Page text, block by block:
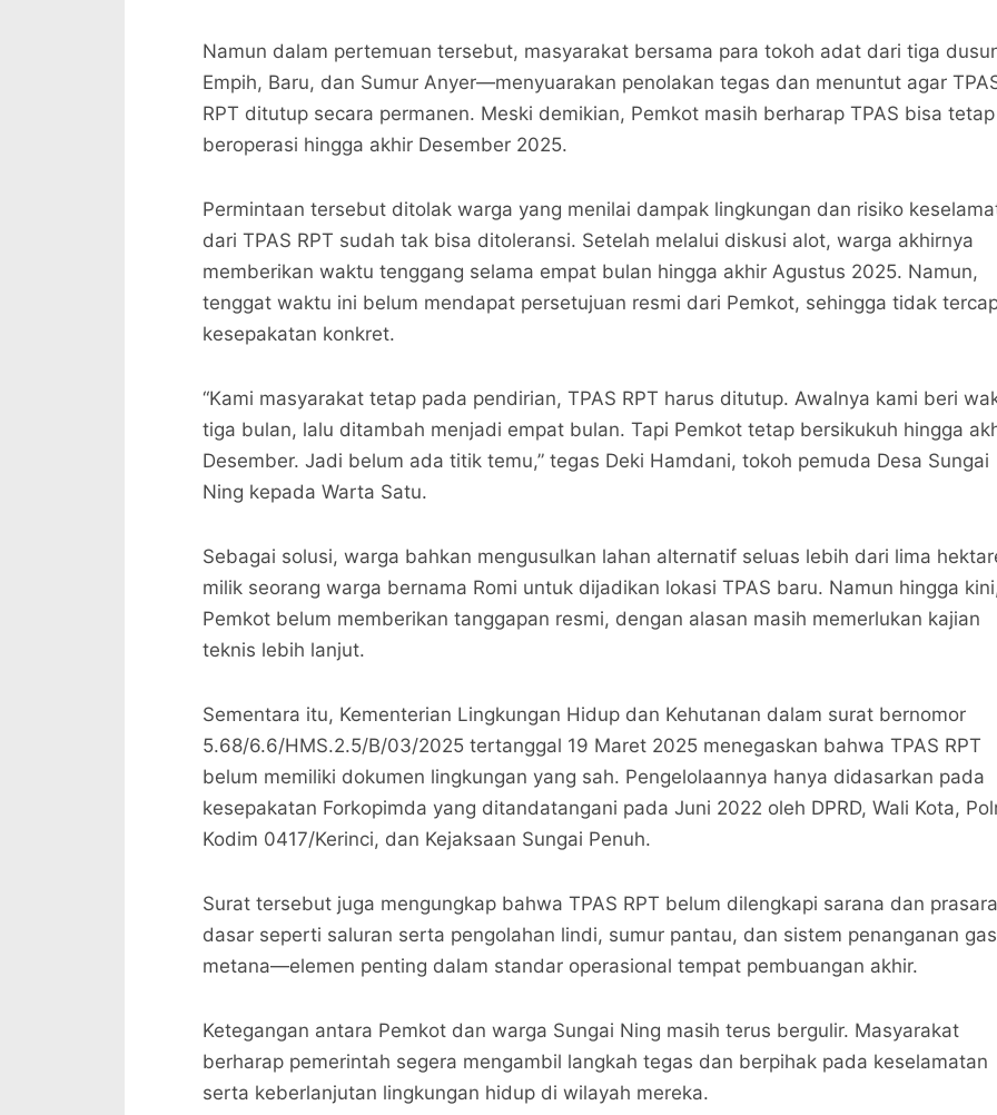
Namun dalam pertemuan tersebut, masyarakat bersama para tokoh adat dari tiga
Empih, Baru, dan Sumur Anyer—menyuarakan penolakan tegas dan menuntut agar
RPT ditutup secara permanen. Meski demikian, Pemkot masih berharap TPAS bisa tetap
beroperasi hingga akhir Desember 2025.
Permintaan tersebut ditolak warga yang menilai dampak lingkungan dan risiko
dari TPAS RPT sudah tak bisa ditoleransi. Setelah melalui diskusi alot, warga akhirnya
memberikan waktu tenggang selama empat bulan hingga akhir Agustus 2025. Namun,
tenggat waktu ini belum mendapat persetujuan resmi dari Pemkot, sehingga tidak
kesepakatan konkret.
“Kami masyarakat tetap pada pendirian, TPAS RPT harus ditutup. Awalnya kami beri
tiga bulan, lalu ditambah menjadi empat bulan. Tapi Pemkot tetap bersikukuh hingga
Desember. Jadi belum ada titik temu,” tegas Deki Hamdani, tokoh pemuda Desa Sungai
Ning kepada Warta Satu.
Sebagai solusi, warga bahkan mengusulkan lahan alternatif seluas lebih dari lima
milik seorang warga bernama Romi untuk dijadikan lokasi TPAS baru. Namun hingga
Pemkot belum memberikan tanggapan resmi, dengan alasan masih memerlukan kajian
teknis lebih lanjut.
Sementara itu, Kementerian Lingkungan Hidup dan Kehutanan dalam surat bernomor
5.68/6.6/HMS.2.5/B/03/2025 tertanggal 19 Maret 2025 menegaskan bahwa TPAS RPT
belum memiliki dokumen lingkungan yang sah. Pengelolaannya hanya didasarkan pada
kesepakatan Forkopimda yang ditandatangani pada Juni 2022 oleh DPRD, Wali Kota,
Kodim 0417/Kerinci, dan Kejaksaan Sungai Penuh.
Surat tersebut juga mengungkap bahwa TPAS RPT belum dilengkapi sarana dan
dasar seperti saluran serta pengolahan lindi, sumur pantau, dan sistem penanganan gas
metana—elemen penting dalam standar operasional tempat pembuangan akhir.
Ketegangan antara Pemkot dan warga Sungai Ning masih terus bergulir. Masyarakat
berharap pemerintah segera mengambil langkah tegas dan berpihak pada keselamatan
serta keberlanjutan lingkungan hidup di wilayah mereka.